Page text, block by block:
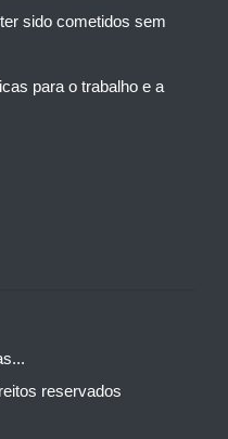
sido cometidos sem
para o trabalho e a
reservados